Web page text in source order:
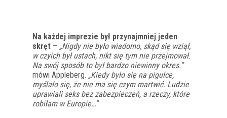
Na każdej imprezie był przynajmniej jeden
skręt – „Nigdy nie było wiadomo, skąd się wziął,
w czyich był ustach, nikt się tym nie przejmował.
Na swój sposób to był bardzo niewinny okres.”
mówi Appleberg. „Kiedy było się na pigułce,
myślało się, że nie ma się czym martwić. Ludzie
uprawiali seks bez zabezpieczeń, a rzeczy, które
robiłam w Europie…”